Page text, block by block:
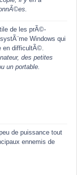
de les prÃ©-
Windows qui
en difficultÃ©.
des petites
un portable.
de puissance tout
ennemis de